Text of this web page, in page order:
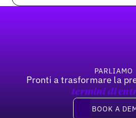
PARLIAMO
Pronti a trasformare la
termini di
Book a demo
BOOK A